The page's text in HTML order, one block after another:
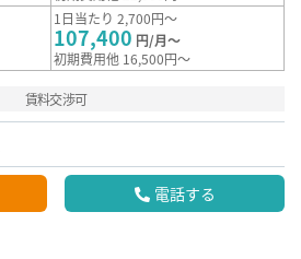
1日当たり 2,700円～
107,400 円/月～
初期費用他 16,500円～
賃料交渉可
電話する